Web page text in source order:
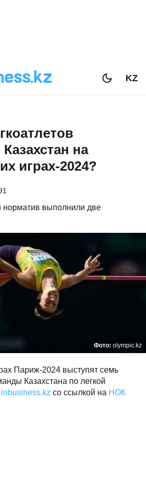
KZ
на
играх-2024?
выполнили две
Фото: olympic.kz
Париж-2024 выступят семь
Казахстана по легкой
inbusiness.kz со ссылкой на НОК